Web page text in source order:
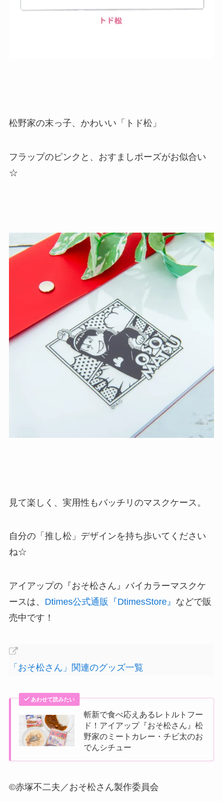
松野家の末っ子、かわいい「トド松」
フラップのピンクと、おすましポーズがお似合い
☆
見て楽しく、実用性もバッチリのマスクケース。
自分の「推し松」デザインを持ち歩いてください
ね☆
アイアップの『おそ松さん』バイカラーマスクケ
ースは、 Dtimes公式通販『DtimesStore』 などで販
売中です！
「おそ松さん」関連のグッズ一覧
あわせて読みたい
斬新で食べ応えあるレトルトフー
ド！アイアップ『おそ松さん』松
野家のミートカレー・チビ太のお
でんシチュー
©赤塚不二夫／おそ松さん製作委員会